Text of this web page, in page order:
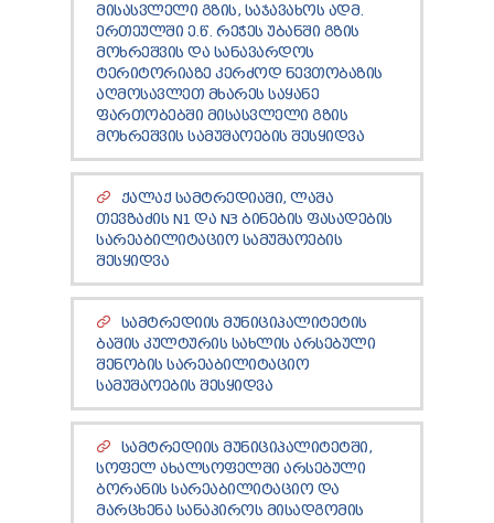
ᲛᲘᲡᲐᲡᲕᲚᲔᲚᲘ ᲒᲖᲘᲡ, ᲡᲐᲯᲐᲕᲐᲮᲝᲡ ᲐᲓᲛ.
ᲔᲠᲗᲔᲣᲚᲨᲘ Ე.Წ. ᲠᲔᲭᲔᲡ ᲣᲑᲐᲜᲨᲘ ᲒᲖᲘᲡ
ᲛᲝᲮᲠᲔᲨᲕᲘᲡ ᲓᲐ ᲡᲐᲜᲐᲕᲐᲠᲓᲝᲡ
ᲢᲔᲠᲘᲢᲝᲠᲘᲐᲖᲔ ᲙᲔᲠᲫᲝᲓ ᲜᲔᲕᲗᲝᲑᲐᲖᲘᲡ
ᲐᲦᲛᲝᲡᲐᲕᲚᲔᲗ ᲛᲮᲐᲠᲔᲡ ᲡᲐᲧᲐᲜᲔ
ᲤᲐᲠᲗᲝᲑᲔᲑᲨᲘ ᲛᲘᲡᲐᲡᲕᲚᲔᲚᲘ ᲒᲖᲘᲡ
ᲛᲝᲮᲠᲔᲨᲕᲘᲡ ᲡᲐᲛᲣᲨᲐᲝᲔᲑᲘᲡ ᲨᲔᲡᲧᲘᲓᲕᲐ
ᲥᲐᲚᲐᲥ ᲡᲐᲛᲢᲠᲔᲓᲘᲐᲨᲘ, ᲚᲐᲨᲐ
ᲗᲔᲕᲖᲐᲫᲘᲡ N1 ᲓᲐ N3 ᲑᲘᲜᲔᲑᲘᲡ ᲤᲐᲡᲐᲓᲔᲑᲘᲡ
ᲡᲐᲠᲔᲐᲑᲘᲚᲘᲢᲐᲪᲘᲝ ᲡᲐᲛᲣᲨᲐᲝᲔᲑᲘᲡ
ᲨᲔᲡᲧᲘᲓᲕᲐ
ᲡᲐᲛᲢᲠᲔᲓᲘᲘᲡ ᲛᲣᲜᲘᲪᲘᲞᲐᲚᲘᲢᲔᲢᲘᲡ
ᲑᲐᲨᲘᲡ ᲙᲣᲚᲢᲣᲠᲘᲡ ᲡᲐᲮᲚᲘᲡ ᲐᲠᲡᲔᲑᲣᲚᲘ
ᲨᲔᲜᲝᲑᲘᲡ ᲡᲐᲠᲔᲐᲑᲘᲚᲘᲢᲐᲪᲘᲝ
ᲡᲐᲛᲣᲨᲐᲝᲔᲑᲘᲡ ᲨᲔᲡᲧᲘᲓᲕᲐ
ᲡᲐᲛᲢᲠᲔᲓᲘᲘᲡ ᲛᲣᲜᲘᲪᲘᲞᲐᲚᲘᲢᲔᲢᲨᲘ,
ᲡᲝᲤᲔᲚ ᲐᲮᲐᲚᲡᲝᲤᲔᲚᲨᲘ ᲐᲠᲡᲔᲑᲣᲚᲘ
ᲑᲝᲠᲐᲜᲘᲡ ᲡᲐᲠᲔᲐᲑᲘᲚᲘᲢᲐᲪᲘᲝ ᲓᲐ
ᲛᲐᲠᲪᲮᲔᲜᲐ ᲡᲐᲜᲐᲞᲘᲠᲝᲡ ᲛᲘᲡᲐᲓᲒᲝᲛᲘᲡ